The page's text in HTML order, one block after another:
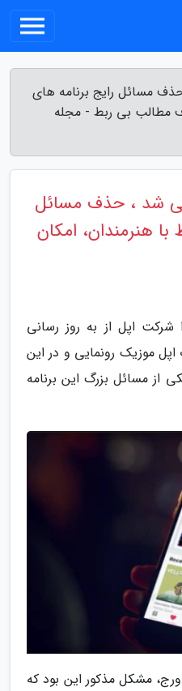
مسائل رایج برنامه های
مطالب بی ربط - مجله
شد ، حذف مسائل
با هنرمندان، امکان
شرکت اپل از به روز رسانی
موزیک رونمایی و در این
از مسائل بزرگ این برنامه
ورج، مشکل مذکور این بود که